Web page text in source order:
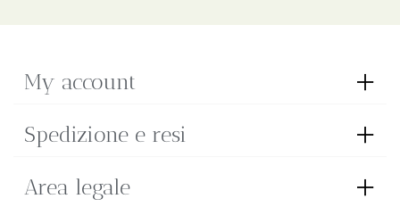
My account
Spedizione e resi
Area legale